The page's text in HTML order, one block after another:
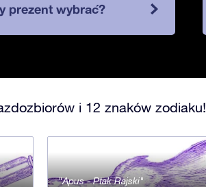
prezent wybrać?
i 12 znaków zodiaku!
Apus - Ptak Rajski